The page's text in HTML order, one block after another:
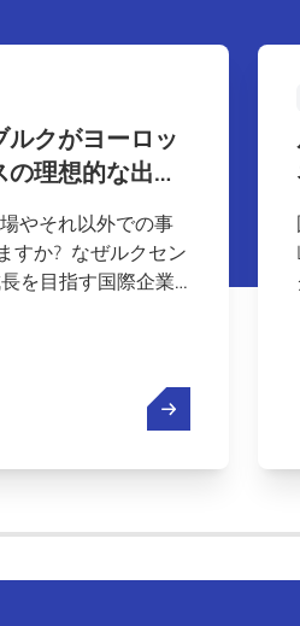
ルクがヨーロッ
理想的な出発
やそれ以外での事
すか? なぜルクセン
を目指す国際企業
ルビジネスの拡大を